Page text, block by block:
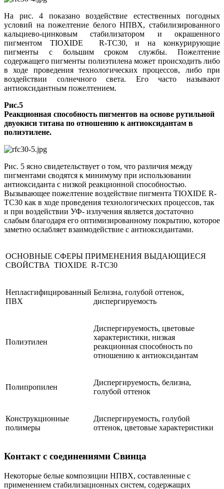
На рис. 4 показано воздействие естественных погодных
условий на пожелтение белого НПВХ, стабилизированного
кальциево-цинковым стабилизатором и окрашенного
пигментом TIOXIDE R-TC30, и на конкурирующие
пигменты с большим сроком службы. Пожелтение
содержащего пигменты полиэтилена может происходить либо
в ходе проведения технологических процессов, либо при
воздействии солнечного света. Его часто называют
антиоксидантным пожелтением.
Рис.5
Реакционная способность пигментов на основе рутильной
двуокиси титана по отношению к антиоксидантам в
полиэтилене.
Рис. 5 ясно свидетельствует о том, что различия между
пигментами сводятся к минимуму при использовании
антиоксиданта с низкой реакционной способностью.
Вызывающее пожелтение воздействие пигмента TIOXIDE R-
TC30 как в ходе проведения технологических процессов, так
и при воздействии УФ- излучения является достаточно
слабым благодаря его оптимизированному покрытию, которое
заметно ослабляет взаимодействие с антиоксидантами.
ОСНОВНЫЕ СФЕРЫ ПРИМЕНЕНИЯ ВЫДАЮЩИЕСЯ
СВОЙСТВА TIOXIDE R-TC30
Непласгифицированный
ПВХ
Белизна, голубой оттенок,
диспергируемость
Полиэтилен
Диспергируемость, цветовые
характеристики, низкая
реакционная способность по
отношению к антиоксидантам
Полипропилен
Диспергируемость, белизна,
голубой оттенок
Конструкционные
полимеры
Диспергируемость, голубой
оттенок, цветовые характеристики
Контакт с соединениями Свинца
Некоторые белые композиции НПВХ, составленные с
применением стабилизационных систем, содержащих